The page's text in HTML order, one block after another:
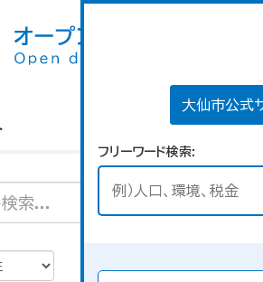
大仙市公式
フリーワード検索